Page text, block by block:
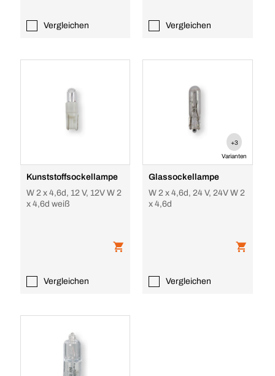
Vergleichen Vergleichen
Kunststoffsockellampe
W 2 x 4,6d, 12 V, 12V W 2
x 4,6d weiß
Vergleichen
+3
Varianten
Glassockellampe
W 2 x 4,6d, 24 V, 24V W 2
x 4,6d
Vergleichen